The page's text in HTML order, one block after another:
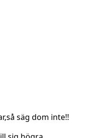
säg dom inte!!